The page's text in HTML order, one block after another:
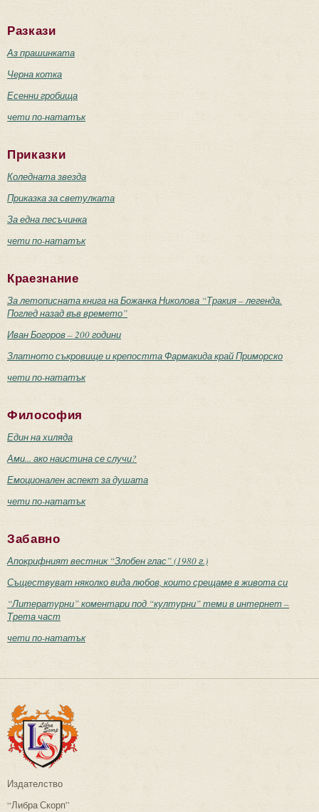
Разкази
Аз прашинката
Черна котка
Есенни гробища
чети по-нататък
Приказки
Коледната звезда
Приказка за светулката
За една песъчинка
чети по-нататък
Краезнание
За летописната книга на Божанка Николова “Тракия – легенда.
Поглед назад във времето”
Иван Богоров – 200 години
Златното съкровище и крепостта Фармакида край Приморско
чети по-нататък
Философия
Един на хиляда
Ами... ако наистина се случи?
Емоционален аспект за душата
чети по-нататък
Забавно
Апокрифният вестник “Злобен глас” (1980 г.)
Съществуват няколко вида любов, които срещаме в живота си
“Литературни” коментари под “културни” теми в интернет –
Трета част
чети по-нататък
Издателство
“Либра Скорп”